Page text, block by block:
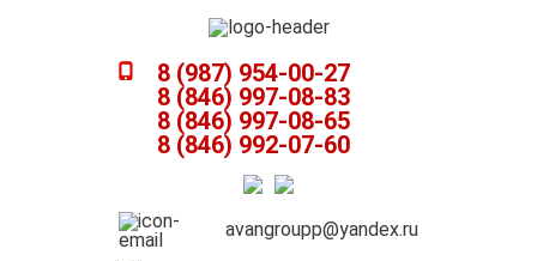
8 (987) 954-00-27
8 (846) 997-08-83
8 (846) 997-08-65
8 (846) 992-07-60
avangroupp@yandex.ru